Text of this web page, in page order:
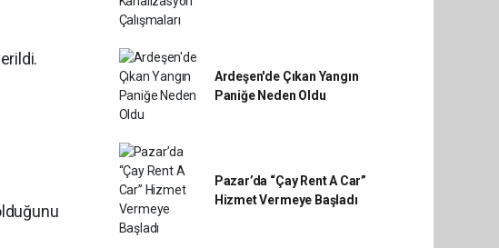
Ardeşen'de Çıkan Yangın
Paniğe Neden Oldu
Pazar’da “Çay Rent A Car”
Hizmet Vermeye Başladı